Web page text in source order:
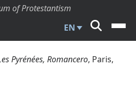
of Protestantism
EN
Pyrénées, Romancero, Paris,